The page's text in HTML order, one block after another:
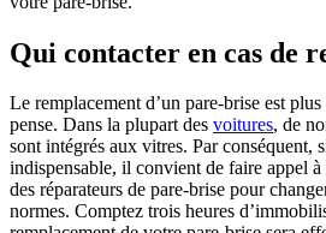
Qui contacter en cas de
Le remplacement d’un pare-brise est
pense. Dans la plupart des voitures, de
sont intégrés aux vitres. Par conséquent,
indispensable, il convient de faire appel
des réparateurs de pare-brise pour
normes. Comptez trois heures